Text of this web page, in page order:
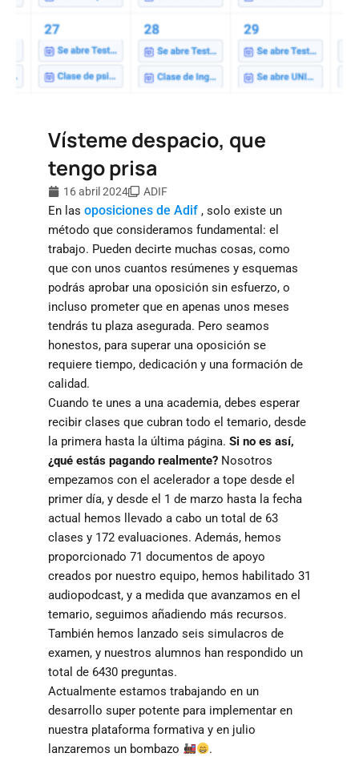
Vísteme despacio, que
tengo prisa
16 abril 2024 ADIF
En las oposiciones de Adif , solo existe un
método que consideramos fundamental: el
trabajo. Pueden decirte muchas cosas, como
que con unos cuantos resúmenes y esquemas
podrás aprobar una oposición sin esfuerzo, o
incluso prometer que en apenas unos meses
tendrás tu plaza asegurada. Pero seamos
honestos, para superar una oposición se
requiere tiempo, dedicación y una formación de
calidad.
Cuando te unes a una academia, debes esperar
recibir clases que cubran todo el temario, desde
la primera hasta la última página. Si no es así,
¿qué estás pagando realmente? Nosotros
empezamos con el acelerador a tope desde el
primer día, y desde el 1 de marzo hasta la fecha
actual hemos llevado a cabo un total de 63
clases y 172 evaluaciones. Además, hemos
proporcionado 71 documentos de apoyo
creados por nuestro equipo, hemos habilitado 31
audiopodcast, y a medida que avanzamos en el
temario, seguimos añadiendo más recursos.
También hemos lanzado seis simulacros de
examen, y nuestros alumnos han respondido un
total de 6430 preguntas.
Actualmente estamos trabajando en un
desarrollo super potente para implementar en
nuestra plataforma formativa y en julio
lanzaremos un bombazo
.